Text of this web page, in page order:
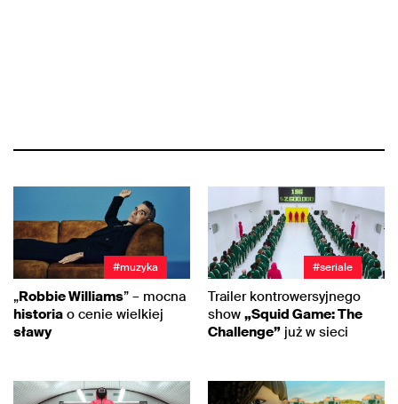
#muzyka
„Robbie Williams” – mocna
historia o cenie wielkiej
sławy
#seriale
Trailer kontrowersyjnego
show „Squid Game: The
Challenge” już w sieci